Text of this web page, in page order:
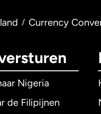
/ Currency
Nigeria
de Filipijnen